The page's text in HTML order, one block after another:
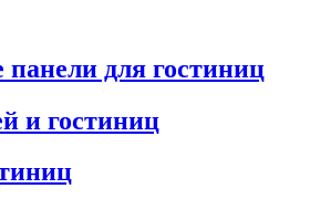
для гостиниц
и гостиниц